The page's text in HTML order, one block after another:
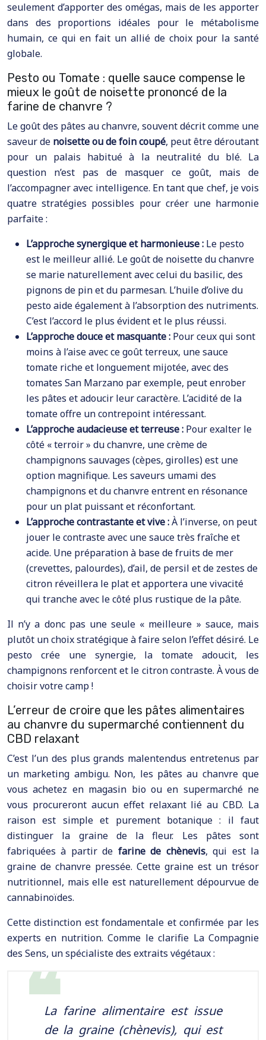
seulement d’apporter des omégas, mais de les apporter
dans des proportions idéales pour le métabolisme
humain, ce qui en fait un allié de choix pour la santé
globale.
Pesto ou Tomate : quelle sauce compense le
mieux le goût de noisette prononcé de la
farine de chanvre ?
Le goût des pâtes au chanvre, souvent décrit comme une
saveur de noisette ou de foin coupé, peut être déroutant
pour un palais habitué à la neutralité du blé. La
question n’est pas de masquer ce goût, mais de
l’accompagner avec intelligence. En tant que chef, je vois
quatre stratégies possibles pour créer une harmonie
parfaite :
L’approche synergique et harmonieuse : Le pesto
est le meilleur allié. Le goût de noisette du chanvre
se marie naturellement avec celui du basilic, des
pignons de pin et du parmesan. L’huile d’olive du
pesto aide également à l’absorption des nutriments.
C’est l’accord le plus évident et le plus réussi.
L’approche douce et masquante : Pour ceux qui sont
moins à l’aise avec ce goût terreux, une sauce
tomate riche et longuement mijotée, avec des
tomates San Marzano par exemple, peut enrober
les pâtes et adoucir leur caractère. L’acidité de la
tomate offre un contrepoint intéressant.
L’approche audacieuse et terreuse : Pour exalter le
côté « terroir » du chanvre, une crème de
champignons sauvages (cèpes, girolles) est une
option magnifique. Les saveurs umami des
champignons et du chanvre entrent en résonance
pour un plat puissant et réconfortant.
L’approche contrastante et vive :À l’inverse, on peut
jouer le contraste avec une sauce très fraîche et
acide. Une préparation à base de fruits de mer
(crevettes, palourdes), d’ail, de persil et de zestes de
citron réveillera le plat et apportera une vivacité
qui tranche avec le côté plus rustique de la pâte.
Il n’y a donc pas une seule « meilleure » sauce, mais
plutôt un choix stratégique à faire selon l’effet désiré. Le
pesto crée une synergie, la tomate adoucit, les
champignons renforcent et le citron contraste. À vous de
choisir votre camp !
L’erreur de croire que les pâtes alimentaires
au chanvre du supermarché contiennent du
CBD relaxant
C’est l’un des plus grands malentendus entretenus par
un marketing ambigu. Non, les pâtes au chanvre que
vous achetez en magasin bio ou en supermarché ne
vous procureront aucun effet relaxant lié au CBD. La
raison est simple et purement botanique : il faut
distinguer la graine de la fleur. Les pâtes sont
fabriquées à partir de farine de chènevis, qui est la
graine de chanvre pressée. Cette graine est un trésor
nutritionnel, mais elle est naturellement dépourvue de
cannabinoïdes.
Cette distinction est fondamentale et confirmée par les
experts en nutrition. Comme le clarifie La Compagnie
des Sens, un spécialiste des extraits végétaux :
La farine alimentaire est issue
de la graine (chènevis), qui est